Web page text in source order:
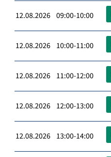
12.08.2026 09:00-10:00
12.08.2026 10:00-11:00
12.08.2026 11:00-12:00
12.08.2026 12:00-13:00
12.08.2026 13:00-14:00